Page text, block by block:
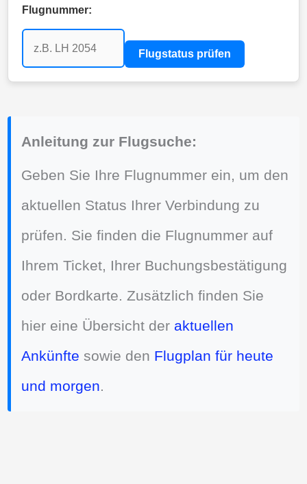
Flugnummer:
Flugstatus prüfen
Anleitung zur Flugsuche:
Geben Sie Ihre Flugnummer ein, um den
aktuellen Status Ihrer Verbindung zu
prüfen. Sie finden die Flugnummer auf
Ihrem Ticket, Ihrer Buchungsbestätigung
oder Bordkarte. Zusätzlich finden Sie
hier eine Übersicht der aktuellen
Ankünfte sowie den Flugplan für heute
und morgen.